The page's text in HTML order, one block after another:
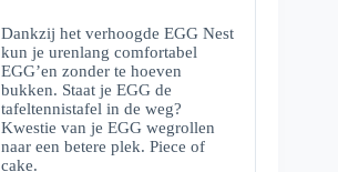
Dankzij het verhoogde EGG Nest
kun je urenlang comfortabel
EGG’en zonder te hoeven
bukken. Staat je EGG de
tafeltennistafel in de weg?
Kwestie van je EGG wegrollen
naar een betere plek. Piece of
cake.